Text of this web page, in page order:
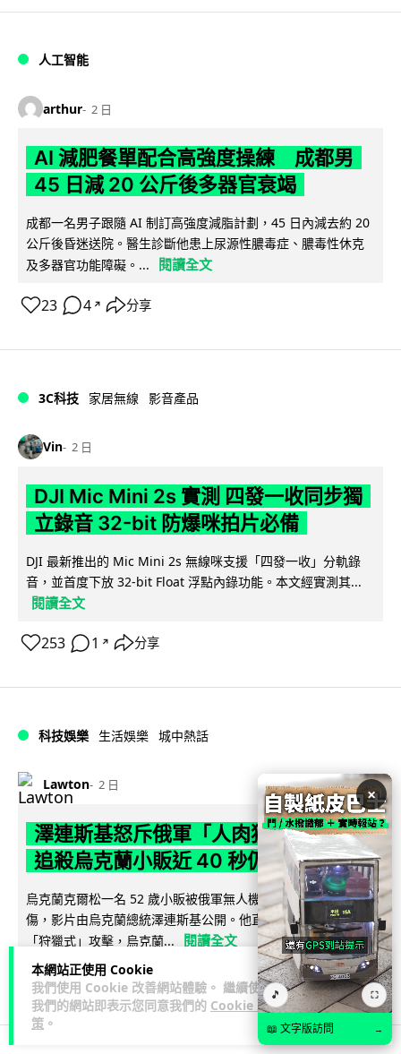
本網站正使用 Cookie
我們使用 Cookie 改善網站體驗。 繼續使用
我們的網站即表示您同意我們的 Cookie 政
策 。
人工智能
arthur 2 日
AI 減肥餐單配合高強度操練 成都男
45 日減 20 公斤後多器官衰竭
成都一名男子跟隨 AI 制訂高強度減脂計劃，45 日內減去約 20
公斤後昏迷送院。醫生診斷他患上尿源性膿毒症、膿毒性休克
及多器官功能障礙。...
閱讀全文
23 4 ↗ 分享
3C科技 家居無線 影音產品
Vin 2 日
DJI Mic Mini 2s 實測 四發一收同步獨
立錄音 32-bit 防爆咪拍片必備
DJI 最新推出的 Mic Mini 2s 無線咪支援「四發一收」分軌錄
音，並首度下放 32-bit Float 浮點內錄功能。本文經實測其...
閱讀全文
253 1 ↗ 分享
科技娛樂 生活娛樂 城中熱話
Lawton 2 日
澤連斯基怒斥俄軍「人肉狩獵」 無人機
追殺烏克蘭小販近 40 秒仍被炸傷
烏克蘭克爾松一名 52 歲小販被俄軍無人機追擊近 40 秒後被炸
傷，影片由烏克蘭總統澤連斯基公開。他直斥俄軍對平民進行
「狩獵式」攻擊，烏克蘭...
閱讀全文
136 41 ↗ 分享
×
🎵 ⛶
📖 文字版訪問 →